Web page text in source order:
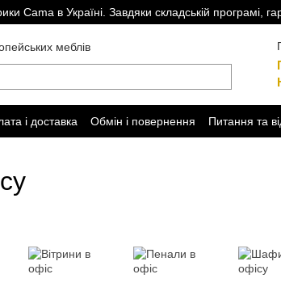
Cama в Україні. Завдяки складській програмі,
меблів
і доставка Обмін і повернення Питання та